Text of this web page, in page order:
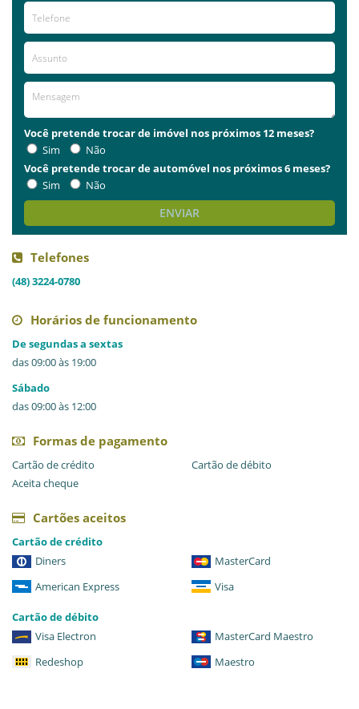
Você pretende trocar de imóvel nos próximos 12 meses?
Sim
Não
Você pretende trocar de automóvel nos próximos 6 meses?
Sim
Não
ENVIAR
Telefones
(48) 3224-0780
Horários de funcionamento
De segundas a sextas
das 09:00 às 19:00
Sábado
das 09:00 às 12:00
Formas de pagamento
Cartão de crédito
Cartão de débito
Aceita cheque
Cartões aceitos
Cartão de crédito
Diners
MasterCard
American Express
Visa
Cartão de débito
Visa Electron
MasterCard Maestro
Redeshop
Maestro